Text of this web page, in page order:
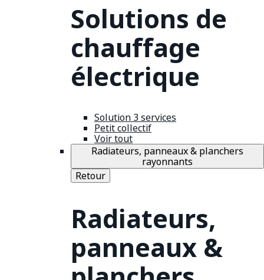
Solutions de
chauffage
électrique
Solution 3 services
Petit collectif
Voir tout
Radiateurs, panneaux & planchers
rayonnants
Retour
Radiateurs,
panneaux &